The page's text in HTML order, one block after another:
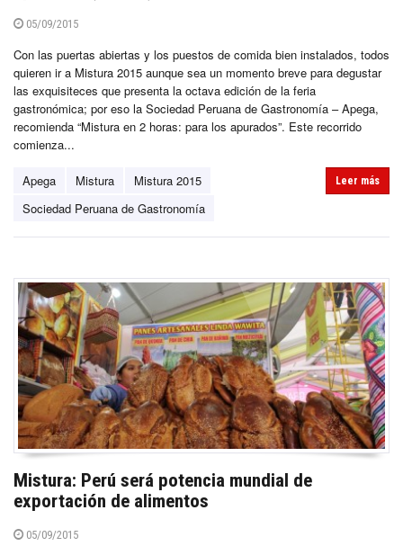
05/09/2015
Con las puertas abiertas y los puestos de comida bien instalados, todos
quieren ir a Mistura 2015 aunque sea un momento breve para degustar
las exquisiteces que presenta la octava edición de la feria
gastronómica; por eso la Sociedad Peruana de Gastronomía – Apega,
recomienda “Mistura en 2 horas: para los apurados”. Este recorrido
comienza...
Apega Mistura
Mistura 2015
Sociedad Peruana de Gastronomía
Leer más
Mistura: Perú será potencia mundial de
exportación de alimentos
05/09/2015